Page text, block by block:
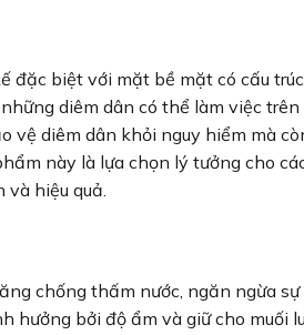
đặc biệt với mặt bề mặt có cấu
diêm dân có thể làm việc
vệ diêm dân khỏi nguy hiểm mà
này là lựa chọn lý tưởng cho
hiệu quả.
chống thấm nước, ngăn ngừa
hưởng bởi độ ẩm và giữ cho muối